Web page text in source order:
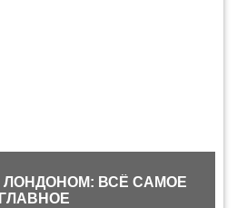
ВСЁ САМОЕ
ГЛАВНОЕ